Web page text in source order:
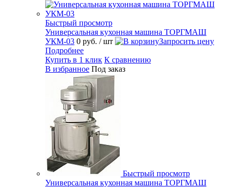
Быстрый просмотр
Универсальная кухонная машина ТОРГМАШ
УКМ-03 0 руб. / шт
Запросить цену
Подробнее
Купить в 1 клик К сравнению
В избранное Под заказ
Быстрый просмотр
Универсальная кухонная машина ТОРГМАШ